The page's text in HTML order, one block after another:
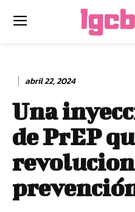
abril 22, 2024
Una
de PrEP